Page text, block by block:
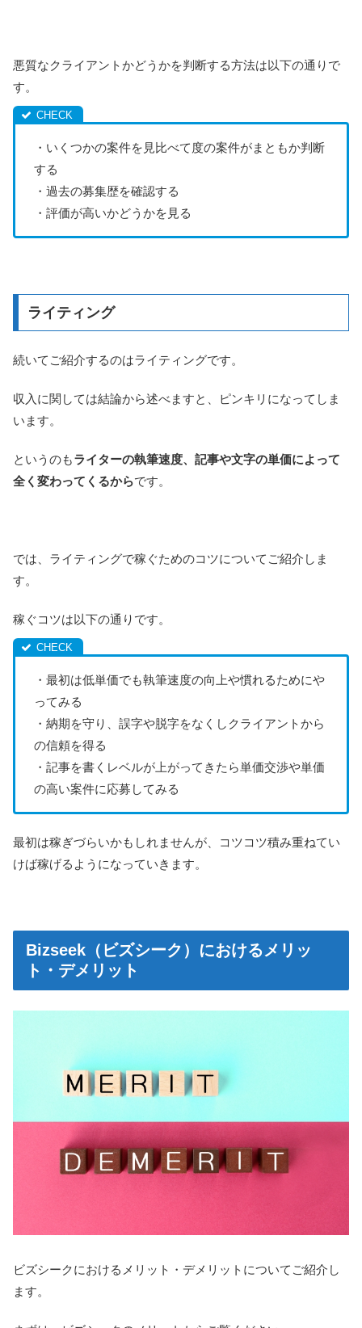
悪質なクライアントかどうかを判断する方法は以下の通りで
す。
・いくつかの案件を見比べて度の案件がまともか判断
する
・過去の募集歴を確認する
・評価が高いかどうかを見る
ライティング
続いてご紹介するのはライティングです。
収入に関しては結論から述べますと、ピンキリになってしま
います。
というのもライターの執筆速度、記事や文字の単価によって
全く変わってくるからです。
では、ライティングで稼ぐためのコツについてご紹介しま
す。
稼ぐコツは以下の通りです。
・最初は低単価でも執筆速度の向上や慣れるためにや
ってみる
・納期を守り、誤字や脱字をなくしクライアントから
の信頼を得る
・記事を書くレベルが上がってきたら単価交渉や単価
の高い案件に応募してみる
最初は稼ぎづらいかもしれませんが、コツコツ積み重ねてい
けば稼げるようになっていきます。
Bizseek（ビズシーク）におけるメリッ
ト・デメリット
ビズシークにおけるメリット・デメリットについてご紹介し
ます。